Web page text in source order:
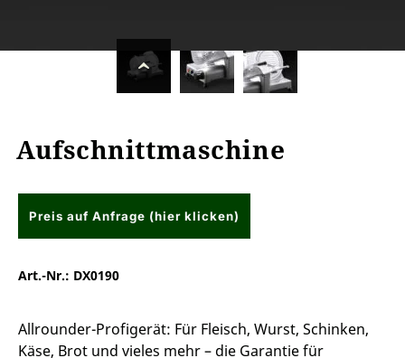
Aufschnittmaschine
Preis auf Anfrage (hier klicken)
Art.-Nr.: DX0190
Allrounder-Profigerät: Für Fleisch, Wurst, Schinken,
Käse, Brot und vieles mehr – die Garantie für